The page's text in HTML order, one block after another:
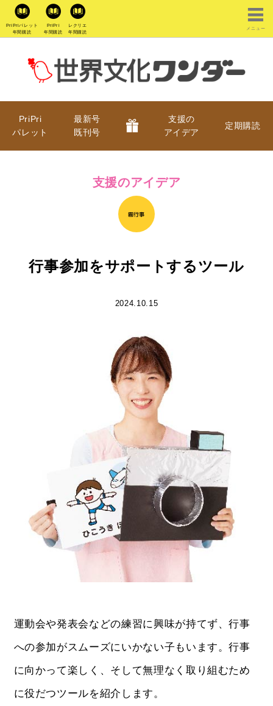
PriPriパレット
年間購読
PriPri
年間購読
レクリエ
年間購読
メニュー
PriPri
パレット
最新号
既刊号
支援の
アイデア
定期購読
支援のアイデア
行事参加をサポートするツール
2024.10.15
運動会や発表会などの練習に興味が持てず、行事
への参加がスムーズにいかない子もいます。行事
に向かって楽しく、そして無理なく取り組むため
に役だつツールを紹介します。